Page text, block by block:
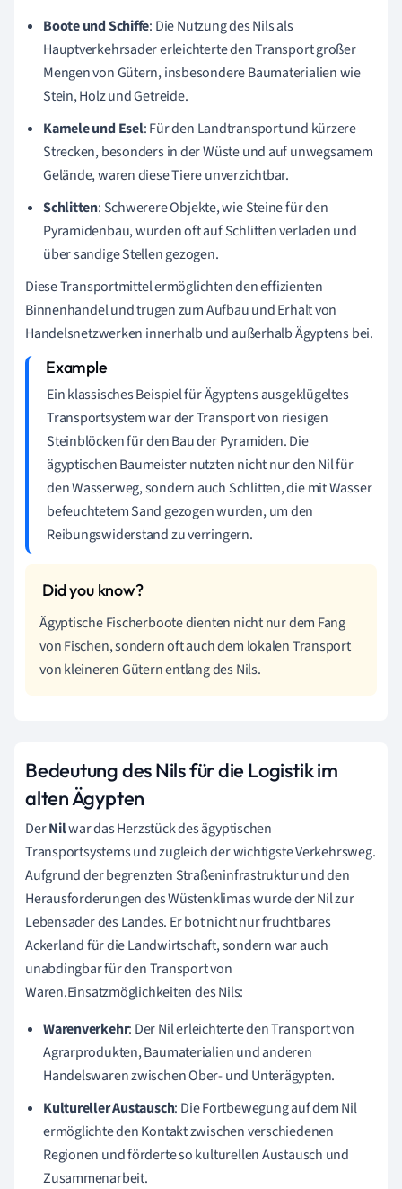
Boote und Schiffe: Die Nutzung des Nils als
Hauptverkehrsader erleichterte den Transport großer
Mengen von Gütern, insbesondere Baumaterialien wie
Stein, Holz und Getreide.
Kamele und Esel: Für den Landtransport und kürzere
Strecken, besonders in der Wüste und auf unwegsamem
Gelände, waren diese Tiere unverzichtbar.
Schlitten: Schwerere Objekte, wie Steine für den
Pyramidenbau, wurden oft auf Schlitten verladen und
über sandige Stellen gezogen.
Diese Transportmittel ermöglichten den effizienten
Binnenhandel und trugen zum Aufbau und Erhalt von
Handelsnetzwerken innerhalb und außerhalb Ägyptens bei.
Ein klassisches Beispiel für Ägyptens ausgeklügeltes
Transportsystem war der Transport von riesigen
Steinblöcken für den Bau der Pyramiden. Die
ägyptischen Baumeister nutzten nicht nur den Nil für
den Wasserweg, sondern auch Schlitten, die mit Wasser
befeuchtetem Sand gezogen wurden, um den
Reibungswiderstand zu verringern.
Ägyptische Fischerboote dienten nicht nur dem Fang
von Fischen, sondern oft auch dem lokalen Transport
von kleineren Gütern entlang des Nils.
Bedeutung des Nils für die Logistik im
alten Ägypten
DerNilwar das Herzstück des ägyptischen
Transportsystems und zugleich der wichtigste Verkehrsweg.
Aufgrund der begrenzten Straßeninfrastruktur und den
Herausforderungen des Wüstenklimas wurde der Nil zur
Lebensader des Landes. Er bot nicht nur fruchtbares
Ackerland für die Landwirtschaft, sondern war auch
unabdingbar für den Transport von
Waren.Einsatzmöglichkeiten des Nils:
Warenverkehr: Der Nil erleichterte den Transport von
Agrarprodukten, Baumaterialien und anderen
Handelswaren zwischen Ober- und Unterägypten.
Kultureller Austausch: Die Fortbewegung auf dem Nil
ermöglichte den Kontakt zwischen verschiedenen
Regionen und förderte so kulturellen Austausch und
Zusammenarbeit.